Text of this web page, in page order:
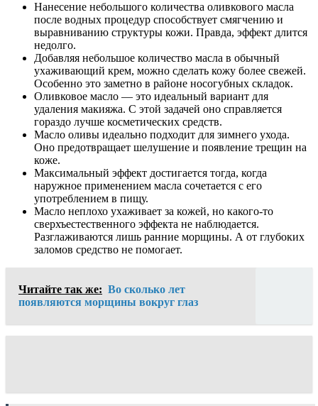
Нанесение небольшого количества оливкового масла
после водных процедур способствует смягчению и
выравниванию структуры кожи. Правда, эффект длится
недолго.
Добавляя небольшое количество масла в обычный
ухаживающий крем, можно сделать кожу более свежей.
Особенно это заметно в районе носогубных складок.
Оливковое масло — это идеальный вариант для
удаления макияжа. С этой задачей оно справляется
гораздо лучше косметических средств.
Масло оливы идеально подходит для зимнего ухода.
Оно предотвращает шелушение и появление трещин на
коже.
Максимальный эффект достигается тогда, когда
наружное применением масла сочетается с его
употреблением в пищу.
Масло неплохо ухаживает за кожей, но какого-то
сверхъестественного эффекта не наблюдается.
Разглаживаются лишь ранние морщины. А от глубоких
заломов средство не помогает.
Читайте так же: Во сколько лет
появляются морщины вокруг глаз